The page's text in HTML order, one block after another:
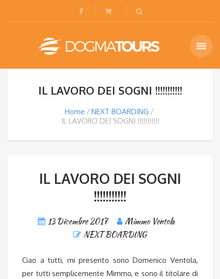
IL LAVORO DEI SOGNI !!!!!!!!!!!
Home
NEXT BOARDING
IL LAVORO DEI SOGNI !!!!!!!!!!!
IL LAVORO DEI SOGNI
!!!!!!!!!!!
13 Dicembre 2017
Mimmo Ventola
NEXT BOARDING
Ciao a tutti, mi presento sono Domenico Ventola,
per tutti semplicemente Mimmo, e sono il titolare di